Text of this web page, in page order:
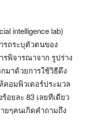
intelligence lab)
รถระบุตัวตนของ
พิจารณาจาก รูปร่าง
มาด้วยการใช้วิธีดึง
อมพิวเตอร์ประมวล
อยละ 83 เลยทีเดียว
ยๆคนเกิดคำถามถึง